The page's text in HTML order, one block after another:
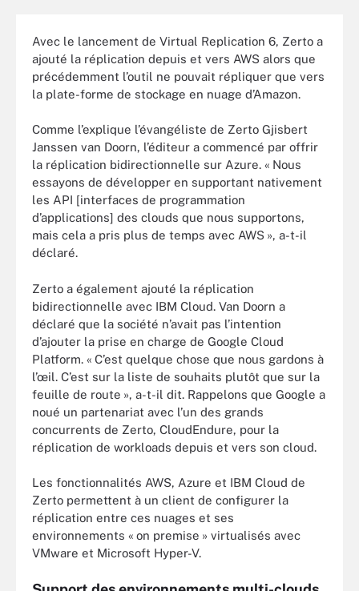
Avec le lancement de Virtual Replication 6, Zerto a
ajouté la réplication depuis et vers AWS alors que
précédemment l’outil ne pouvait répliquer que vers
la plate-forme de stockage en nuage d’Amazon.
Comme l’explique l’évangéliste de Zerto Gjisbert
Janssen van Doorn, l’éditeur a commencé par offrir
la réplication bidirectionnelle sur Azure. « Nous
essayons de développer en supportant nativement
les API [interfaces de programmation
d’applications] des clouds que nous supportons,
mais cela a pris plus de temps avec AWS », a-t-il
déclaré.
Zerto a également ajouté la réplication
bidirectionnelle avec IBM Cloud. Van Doorn a
déclaré que la société n’avait pas l’intention
d’ajouter la prise en charge de Google Cloud
Platform. « C’est quelque chose que nous gardons à
l’œil. C’est sur la liste de souhaits plutôt que sur la
feuille de route », a-t-il dit. Rappelons que Google a
noué un partenariat avec l’un des grands
concurrents de Zerto, CloudEndure, pour la
réplication de workloads depuis et vers son cloud.
Les fonctionnalités AWS, Azure et IBM Cloud de
Zerto permettent à un client de configurer la
réplication entre ces nuages et ses
environnements « on premise » virtualisés avec
VMware et Microsoft Hyper-V.